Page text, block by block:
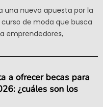
una nueva apuesta por la
de moda que busca
emprendedores,
a ofrecer becas para
¿cuáles son los